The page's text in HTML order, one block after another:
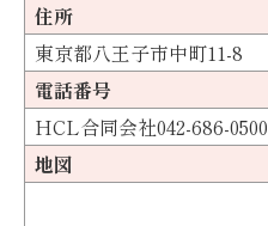
住所
東京都八王子市中町11-8
電話番号
HCL合同会社042-686-0500
地図